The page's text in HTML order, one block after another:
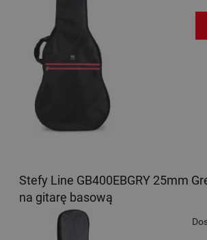
Stefy Line GB400EBGRY 25mm
na gitarę basową